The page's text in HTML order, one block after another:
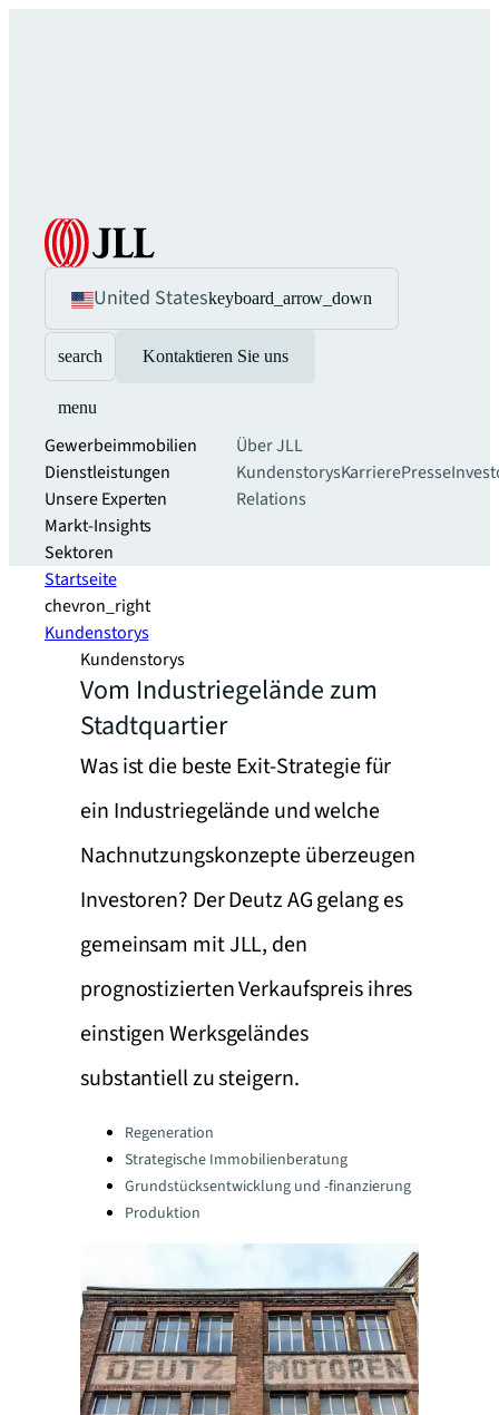
United Stateskeyboard_arrow_down
search Kontaktieren Sie uns
menu
Gewerbeimmobilien
Dienstleistungen
Unsere Experten
Markt-Insights
Sektoren​
Über JLL
KundenstorysKarrierePresse
Relations
Startseite
chevron_right
Kundenstorys
Kundenstorys
Vom Industriegelände zum
Stadtquartier
Was ist die beste Exit-Strategie für
ein Industriegelände und welche
Nachnutzungskonzepte überzeugen
Investoren? Der Deutz AG gelang es
gemeinsam mit JLL, den
prognostizierten Verkaufspreis ihres
einstigen Werksgeländes
substantiell zu steigern.
Categories:Regeneration
Strategische Immobilienberatung
Grundstücksentwicklung und -finanzierung
Produktion